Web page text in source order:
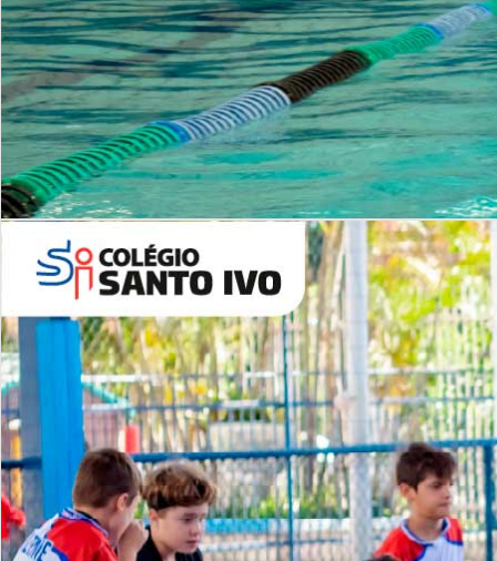
Período Integral | Saiba mais
INSTITUCIONAL
Lista de vídeos
NOSSOCANAL